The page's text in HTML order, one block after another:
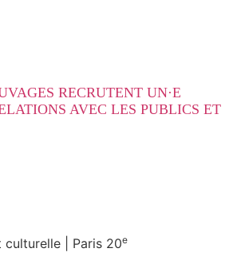
RECRUTENT UN·E
AVEC LES PUBLICS ET
| Paris 20e